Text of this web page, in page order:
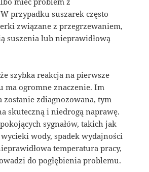
przypadku suszarek często
związane z przegrzewaniem,
suszenia lub nieprawidłową
szybka reakcja na pierwsze
ma ogromne znaczenie. Im
zostanie zdiagnozowana, tym
skuteczną i niedrogą naprawę.
sygnałów, takich jak
wody, spadek wydajności
temperatura pracy,
do pogłębienia problemu.